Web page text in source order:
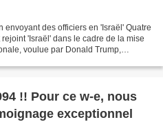
envoyant des officiers en 'Israël' Quatre
'Israël' dans le cadre de la mise
voulue par Donald Trump,
!! Pour ce w-e, nous
exceptionnel